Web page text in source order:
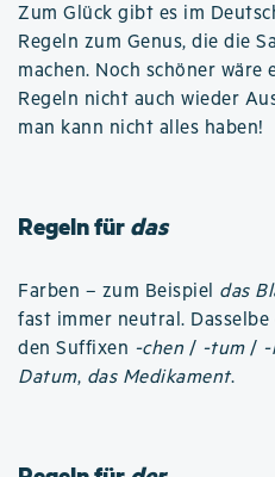
Zum Glück gibt es im
Regeln zum Genus, die die
machen. Noch schöner wäre
Regeln nicht auch wieder
man kann nicht alles haben!
Regeln fürdas
Farben – zum Beispiel das
fast immer neutral.
den Suffixen -chen / -tum/ -
Datum, das Medikament.